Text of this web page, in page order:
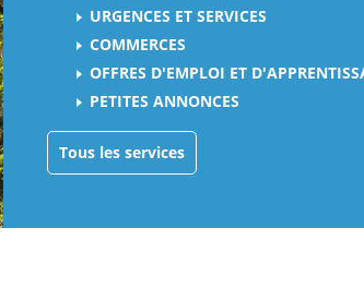
URGENCES ET SERVICES
COMMERCES
OFFRES D'EMPLOI ET
PETITES ANNONCES
Tous les services